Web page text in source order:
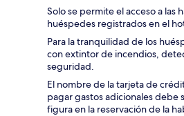
Solo se permite el acceso a las
huéspedes registrados en el
Para la tranquilidad de los
con extintor de incendios,
seguridad.
El nombre de la tarjeta de
pagar gastos adicionales
figura en la reservación de la